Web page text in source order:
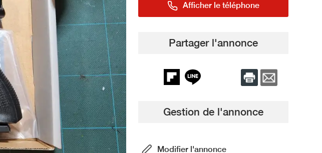
Afficher le téléphone
Partager l'annonce
Gestion de l'annonce
Modifier l'annonce